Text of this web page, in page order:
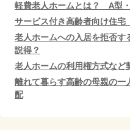
軽費老人ホームとは？ A型
サービス付き高齢者向け住宅
老人ホームへの入居を拒否す
説得？
老人ホームの利用権方式など
離れて暮らす高齢の母親の一
配